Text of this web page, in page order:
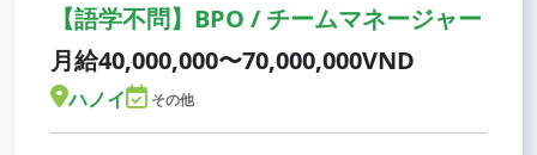
【語学不問】BPO / チームマネージャー
月給40,000,000〜70,000,000VND
ハノイ その他